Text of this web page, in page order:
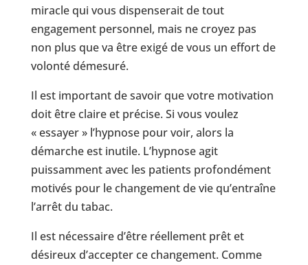
miracle qui vous dispenserait de tout
engagement personnel, mais ne croyez pas
non plus que va être exigé de vous un effort de
volonté démesuré.
Il est important de savoir que votre motivation
doit être claire et précise. Si vous voulez
« essayer » l’hypnose pour voir, alors la
démarche est inutile. L’hypnose agit
puissamment avec les patients profondément
motivés pour le changement de vie qu’entraîne
l’arrêt du tabac.
Il est nécessaire d’être réellement prêt et
désireux d’accepter ce changement. Comme